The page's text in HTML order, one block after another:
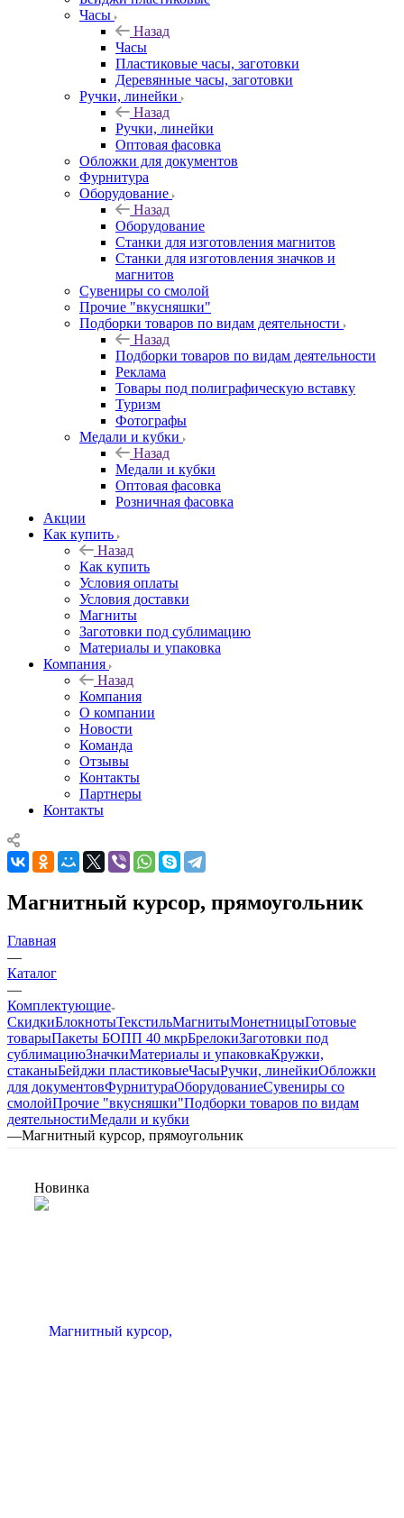
Часы
Назад
Часы
Пластиковые часы, заготовки
Деревянные часы, заготовки
Ручки, линейки
Назад
Ручки, линейки
Оптовая фасовка
Обложки для документов
Фурнитура
Оборудование
Назад
Оборудование
Станки для изготовления магнитов
Станки для изготовления значков и
магнитов
Сувениры со смолой
Прочие "вкусняшки"
Подборки товаров по видам деятельности
Назад
Подборки товаров по видам деятельности
Реклама
Товары под полиграфическую вставку
Туризм
Фотографы
Медали и кубки
Назад
Медали и кубки
Оптовая фасовка
Розничная фасовка
Акции
Как купить
Назад
Как купить
Условия оплаты
Условия доставки
Магниты
Заготовки под сублимацию
Материалы и упаковка
Компания
Назад
Компания
О компании
Новости
Команда
Отзывы
Контакты
Партнеры
Контакты
Магнитный курсор, прямоугольник
Главная
—
Каталог
—
Комплектующие
СкидкиБлокнотыТекстильМагнитыМонетницыГотовые
товарыПакеты БОПП 40 мкрБрелокиЗаготовки под
сублимациюЗначкиМатериалы и упаковкаКружки,
стаканыБейджи пластиковыеЧасыРучки, линейкиОбложки
для документовФурнитураОборудованиеСувениры со
смолойПрочие "вкусняшки"Подборки товаров по видам
деятельностиМедали и кубки
—Магнитный курсор, прямоугольник
Новинка